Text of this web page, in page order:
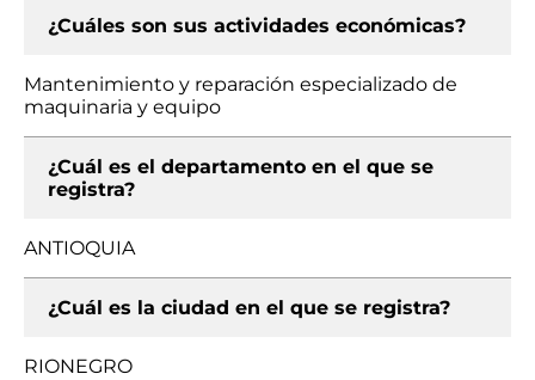
¿Cuáles son sus actividades económicas?
Mantenimiento y reparación especializado de
maquinaria y equipo
¿Cuál es el departamento en el que se
registra?
ANTIOQUIA
¿Cuál es la ciudad en el que se registra?
RIONEGRO